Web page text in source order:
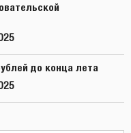
до конца лета